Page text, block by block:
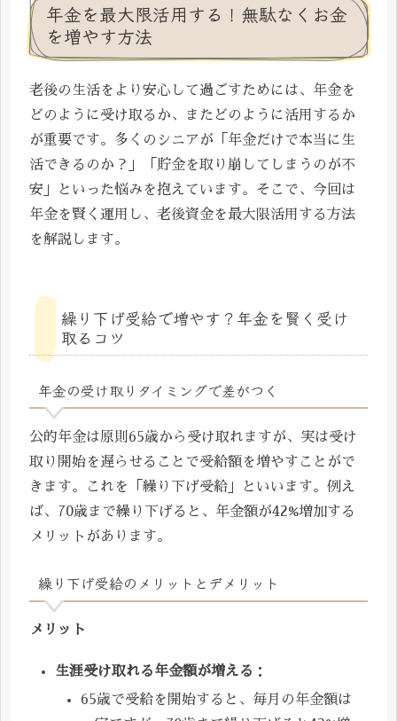
年金を最大限活用する！無駄なくお金
を増やす方法
老後の生活をより安心して過ごすためには、年金を
どのように受け取るか、またどのように活用するか
が重要です。多くのシニアが「年金だけで本当に生
活できるのか？」「貯金を取り崩してしまうのが不
安」といった悩みを抱えています。そこで、今回は
年金を賢く運用し、老後資金を最大限活用する方法
を解説します。
繰り下げ受給で増やす？年金を賢く受け
取るコツ
年金の受け取りタイミングで差がつく
公的年金は原則65歳から受け取れますが、実は受け
取り開始を遅らせることで受給額を増やすことがで
きます。これを「繰り下げ受給」といいます。例え
ば、70歳まで繰り下げると、年金額が42%増加する
メリットがあります。
繰り下げ受給のメリットとデメリット
メリット
生涯受け取れる年金額が増える ：
65歳で受給を開始すると、毎月の年金額は